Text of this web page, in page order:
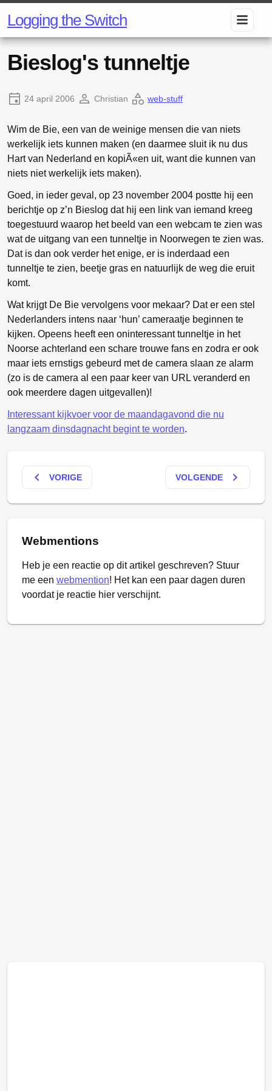
Logging the Switch
Bieslog's tunneltje
24 april 2006 Christian web-stuff
Wim de Bie, een van de weinige mensen die van niets
werkelijk iets kunnen maken (en daarmee sluit ik nu dus
Hart van Nederland en kopiÃ«en uit, want die kunnen van
niets niet werkelijk iets maken).
Goed, in ieder geval, op 23 november 2004 postte hij een
berichtje op z’n Bieslog dat hij een link van iemand kreeg
toegestuurd waarop het beeld van een webcam te zien was
wat de uitgang van een tunneltje in Noorwegen te zien was.
Dat is dan ook verder het enige, er is inderdaad een
tunneltje te zien, beetje gras en natuurlijk de weg die eruit
komt.
Wat krijgt De Bie vervolgens voor mekaar? Dat er een stel
Nederlanders intens naar ‘hun’ cameraatje beginnen te
kijken. Opeens heeft een oninteressant tunneltje in het
Noorse achterland een schare trouwe fans en zodra er ook
maar iets ernstigs gebeurd met de camera slaan ze alarm
(zo is de camera al een paar keer van URL veranderd en
ook meerdere dagen uitgevallen)!
Interessant kijkvoer voor de maandagavond die nu
langzaam dinsdagnacht begint te worden.
keyboard_arrow_left VORIGE VOLGENDE keyboard_arrow_right
Webmentions
Heb je een reactie op dit artikel geschreven? Stuur
me een webmention! Het kan een paar dagen duren
voordat je reactie hier verschijnt.